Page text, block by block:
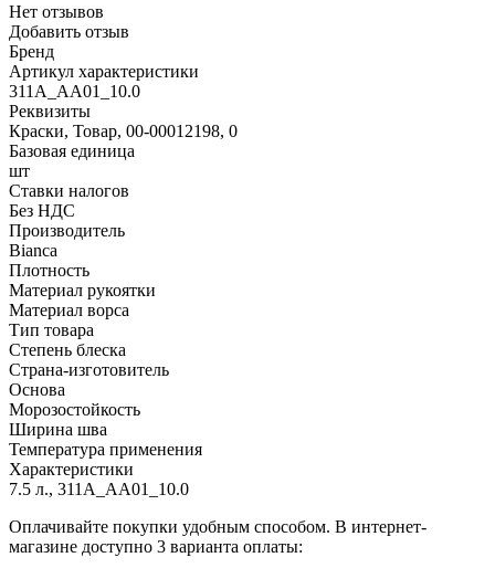
Нет отзывов
Добавить отзыв
Бренд
Артикул характеристики
311A_AA01_10.0
Реквизиты
Краски, Товар, 00-00012198, 0
Базовая единица
шт
Ставки налогов
Без НДС
Производитель
Bianca
Плотность
Материал рукоятки
Материал ворса
Тип товара
Степень блеска
Страна-изготовитель
Основа
Морозостойкость
Ширина шва
Температура применения
Характеристики
7.5 л., 311A_AA01_10.0
Оплачивайте покупки удобным способом. В интернет-
магазине доступно 3 варианта оплаты: